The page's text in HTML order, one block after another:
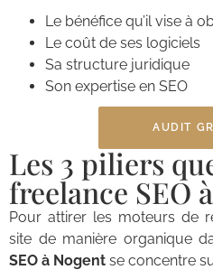
Le bénéfice qu’il vise à
Le coût de ses logiciels
Sa structure juridique
Son expertise en SEO
AUDIT
Les 3 piliers
freelance SEO
Pour attirer les moteurs de
site de manière organique
SEO à Nogent se concentre